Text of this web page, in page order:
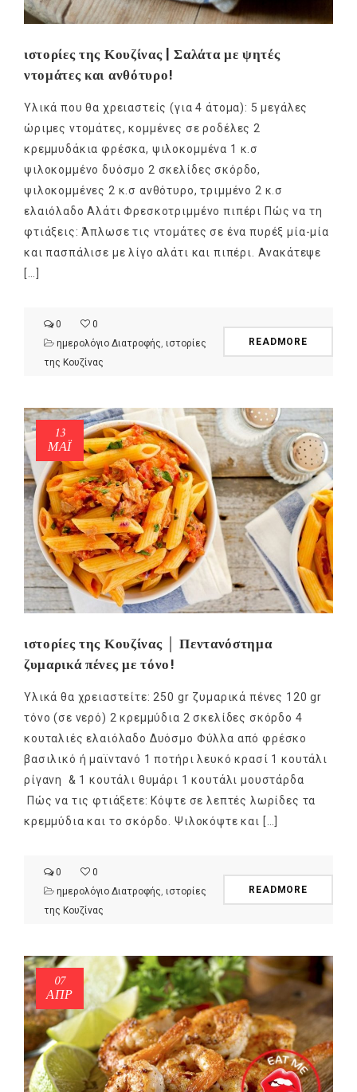
ιστορίες της Κουζίνας | Σαλάτα με ψητές
ντομάτες και ανθότυρο!
Υλικά που θα χρειαστείς (για 4 άτομα): 5 μεγάλες
ώριμες ντομάτες, κομμένες σε ροδέλες 2
κρεμμυδάκια φρέσκα, ψιλοκομμένα 1 κ.σ
ψιλοκομμένο δυόσμο 2 σκελίδες σκόρδο,
ψιλοκομμένες 2 κ.σ ανθότυρο, τριμμένο 2 κ.σ
ελαιόλαδο Αλάτι Φρεσκοτριμμένο πιπέρι Πώς να τη
φτιάξεις: Άπλωσε τις ντομάτες σε ένα πυρέξ μία-μία
και πασπάλισε με λίγο αλάτι και πιπέρι. Ανακάτεψε
[…]
0
0
ημερολόγιο Διατροφής ιστορίες
της Κουζίνας
READMORE
13
ΜΑΪ́
ιστορίες της Κουζίνας │ Πεντανόστημα
ζυμαρικά πένες με τόνο!
Υλικά θα χρειαστείτε: 250 gr ζυμαρικά πένες 120 gr
τόνο (σε νερό) 2 κρεμμύδια 2 σκελίδες σκόρδο 4
κουταλιές ελαιόλαδο Δυόσμο Φύλλα από φρέσκο
βασιλικό ή μαϊντανό 1 ποτήρι λευκό κρασί 1 κουτάλι
ρίγανη & 1 κουτάλι θυμάρι 1 κουτάλι μουστάρδα
Πώς να τις φτιάξετε: Κόψτε σε λεπτές λωρίδες τα
κρεμμύδια και το σκόρδο. Ψιλοκόψτε και […]
0
0
ημερολόγιο Διατροφής, ιστορίες
της Κουζίνας
READMORE
07
ΑΠΡ